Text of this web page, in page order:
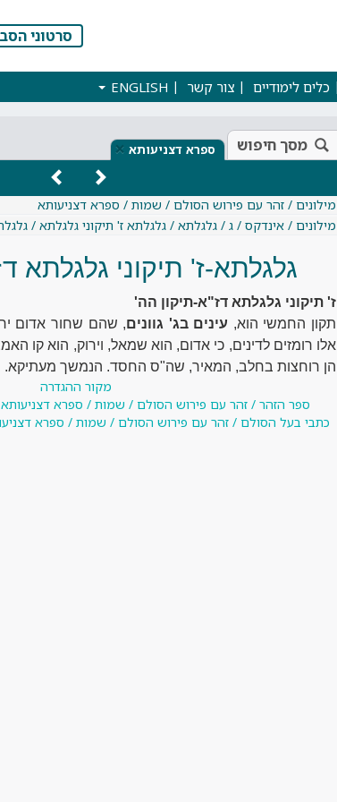
סרטוני
כלים לימודיים צור קשר ENGLISH
מסך חיפוש ספרא דצניעותא ×
מילונים / זהר עם פירוש הסולם / שמות / ספרא דצניעותא
מילונים / אינדקס / ג / גלגלתא / גלגלתא ז' תיקוני גלגלתא /
גלגלתא-ז' תיקוני גלגלתא
ז' תיקוני גלגלתא דז"א-תיקון הה'
תקון החמשי הוא, עינים בג' גוונים, שהם שחור אדום
אלו רומזים לדינים, כי אדום, הוא שמאל, וירוק, הוא קו
הן רוחצות בחלב, המאיר, שה"ס החסד. הנמשך מעתיקא.
מקור ההגדרה
ספר הזהר / זהר עם פירוש הסולם / שמות / ספרא
כתבי בעל הסולם / זהר עם פירוש הסולם / שמות / ספרא